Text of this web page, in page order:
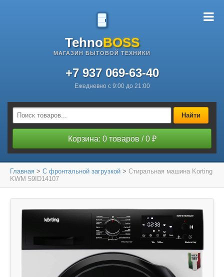
TehnoBOSS
МАГАЗИН БЫТОВОЙ ТЕХНИКИ
+7 937 069-63-40
Ежедневно с 9:00 до 21:00
Найти
Корзина: 0 товаров / 0 ₽
Главная > С фронтальной загрузкой > Стиральная машина Korting
KWM 59ID14107